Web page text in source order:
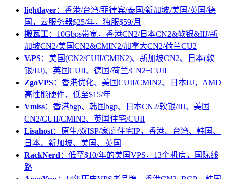
lightlayer：香港/台湾/菲律宾/泰国/新加坡/美国/英国/德
国，云服务器$25/年，独服$59/月
搬瓦工：10Gbps带宽，香港CN2/日本CN2&软银&IIJ/新
加坡CN2/美国CN2&CMIN2/加拿大CN2/荷兰CU2
V.PS：美国(CN2/CUII/CMIN2)、新加坡CN2、日本(软
银/IIJ)、英国CUII、德国/荷兰/CN2+CUII
ZgoVPS：香港优化、美国CUII/CMIN2、日本IIJ，AMD
高性能硬件，低至$15/年
Vmiss：香港bgp、韩国bgp、日本CN2/软银/IIJ、美国
CN2/CUII/CMIN2、英国住宅/CUII
Lisahost：原生/双ISP/家庭住宅IP，香港、台湾、韩国、
日本、新加坡、美国、英国
RackNerd：低至$10/年的美国VPS，13个机房，国际线
路